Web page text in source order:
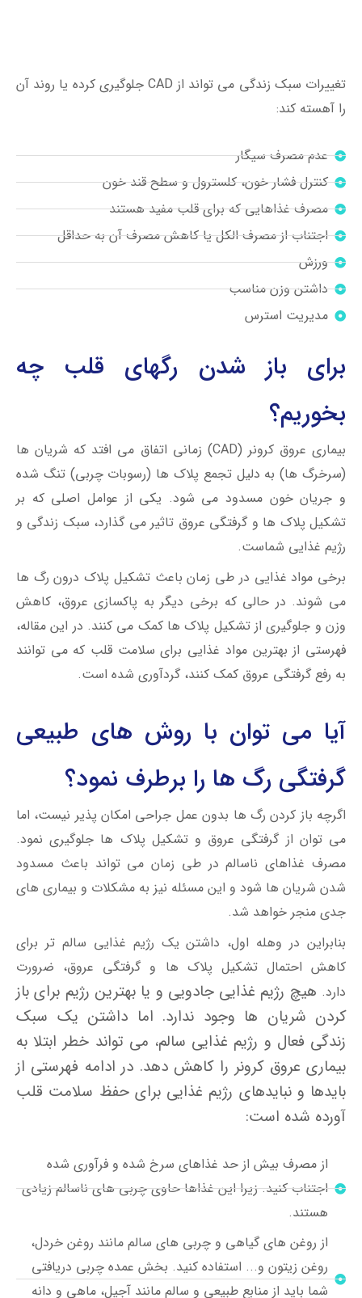
تغییرات سبک زندگی می تواند از CAD جلوگیری کرده یا روند آن
را آهسته کند:
عدم مصرف سیگار
کنترل فشار خون، کلسترول و سطح قند خون
مصرف غذاهایی که برای قلب مفید هستند
اجتناب از مصرف الکل یا کاهش مصرف آن به حداقل
ورزش
داشتن وزن مناسب
مدیریت استرس
برای باز شدن رگهای قلب چه
بخوریم؟
بیماری عروق کرونر (CAD) زمانی اتفاق می افتد که شریان ها
(سرخرگ ها) به دلیل تجمع پلاک ها (رسوبات چربی) تنگ شده
و جریان خون مسدود می شود. یکی از عوامل اصلی که بر
تشکیل پلاک ها و گرفتگی عروق تاثیر می گذارد، سبک زندگی و
رژیم غذایی شماست.
برخی مواد غذایی در طی زمان باعث تشکیل پلاک درون رگ ها
می شوند. در حالی که برخی دیگر به پاکسازی عروق، کاهش
وزن و جلوگیری از تشکیل پلاک ها کمک می کنند. در این مقاله،
فهرستی از بهترین مواد غذایی برای سلامت قلب که می توانند
به رفع گرفتگی عروق کمک کنند، گردآوری شده است.
آیا می توان با روش های طبیعی
گرفتگی رگ ها را برطرف نمود؟
اگرچه باز کردن رگ ها بدون عمل جراحی امکان پذیر نیست، اما
می توان از گرفتگی عروق و تشکیل پلاک ها جلوگیری نمود.
مصرف غذاهای ناسالم در طی زمان می تواند باعث مسدود
شدن شریان ها شود و این مسئله نیز به مشکلات و بیماری های
جدی منجر خواهد شد.
بنابراین در وهله اول، داشتن یک رژیم غذایی سالم تر برای
کاهش احتمال تشکیل پلاک ها و گرفتگی عروق، ضرورت
دارد. هیچ رژیم غذایی جادویی و یا بهترین رژیم برای باز
کردن شریان ها وجود ندارد. اما داشتن یک سبک
زندگی فعال و رژیم غذایی سالم، می تواند خطر ابتلا به
بیماری عروق کرونر را کاهش دهد. در ادامه فهرستی از
بایدها و نبایدهای رژیم غذایی برای حفظ سلامت قلب
آورده شده است:
از مصرف بیش از حد غذاهای سرخ شده و فرآوری شده
اجتناب کنید. زیرا این غذاها حاوی چربی های ناسالم زیادی
هستند.
از روغن های گیاهی و چربی های سالم مانند روغن خردل،
روغن زیتون و... استفاده کنید. بخش عمده چربی دریافتی
شما باید از منابع طبیعی و سالم مانند آجیل، ماهی و دانه